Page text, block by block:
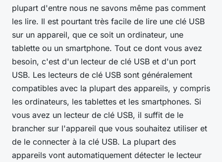
plupart d'entre nous ne savons même pas comment
les lire. Il est pourtant très facile de lire une clé USB
sur un appareil, que ce soit un ordinateur, une
tablette ou un smartphone. Tout ce dont vous avez
besoin, c'est d'un lecteur de clé USB et d'un port
USB. Les lecteurs de clé USB sont généralement
compatibles avec la plupart des appareils, y compris
les ordinateurs, les tablettes et les smartphones. Si
vous avez un lecteur de clé USB, il suffit de le
brancher sur l'appareil que vous souhaitez utiliser et
de le connecter à la clé USB. La plupart des
appareils vont automatiquement détecter le lecteur